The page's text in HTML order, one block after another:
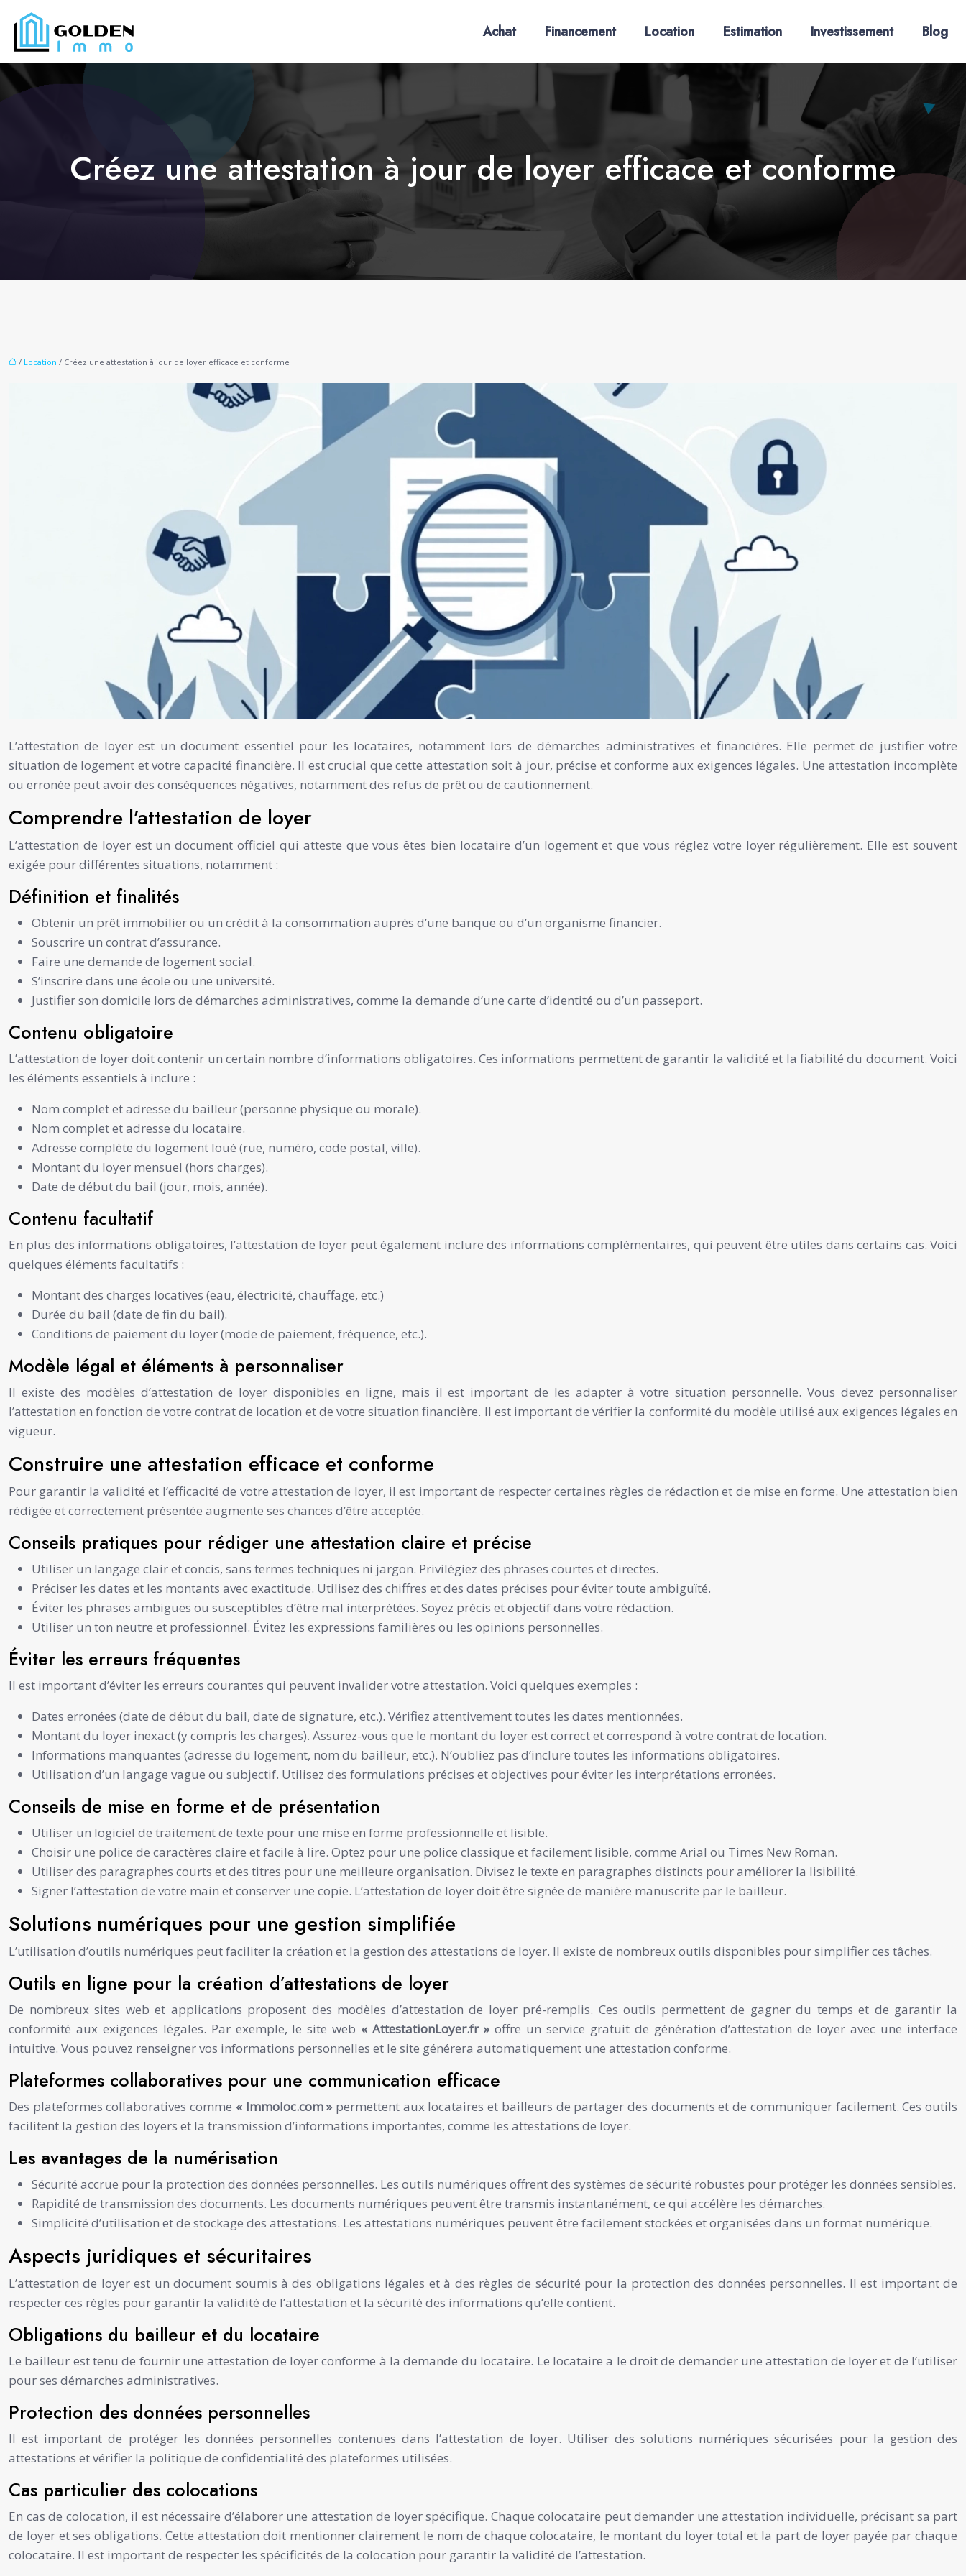
Achat Financement Location Estimation Investissement Blog
Créez une attestation à jour de loyer efficace et conforme
/ Location / Créez une attestation à jour de loyer efficace et conforme
L’attestation de loyer est un document essentiel pour les locataires, notamment lors de démarches administratives et financières. Elle permet de justifier votre
situation de logement et votre capacité financière. Il est crucial que cette attestation soit à jour, précise et conforme aux exigences légales. Une attestation incomplète
ou erronée peut avoir des conséquences négatives, notamment des refus de prêt ou de cautionnement.
Comprendre l’attestation de loyer
L’attestation de loyer est un document officiel qui atteste que vous êtes bien locataire d’un logement et que vous réglez votre loyer régulièrement. Elle est souvent
exigée pour différentes situations, notamment :
Définition et finalités
Obtenir un prêt immobilier ou un crédit à la consommation auprès d’une banque ou d’un organisme financier.
Souscrire un contrat d’assurance.
Faire une demande de logement social.
S’inscrire dans une école ou une université.
Justifier son domicile lors de démarches administratives, comme la demande d’une carte d’identité ou d’un passeport.
Contenu obligatoire
L’attestation de loyer doit contenir un certain nombre d’informations obligatoires. Ces informations permettent de garantir la validité et la fiabilité du document. Voici
les éléments essentiels à inclure :
Nom complet et adresse du bailleur (personne physique ou morale).
Nom complet et adresse du locataire.
Adresse complète du logement loué (rue, numéro, code postal, ville).
Montant du loyer mensuel (hors charges).
Date de début du bail (jour, mois, année).
Contenu facultatif
En plus des informations obligatoires, l’attestation de loyer peut également inclure des informations complémentaires, qui peuvent être utiles dans certains cas. Voici
quelques éléments facultatifs :
Montant des charges locatives (eau, électricité, chauffage, etc.)
Durée du bail (date de fin du bail).
Conditions de paiement du loyer (mode de paiement, fréquence, etc.).
Modèle légal et éléments à personnaliser
Il existe des modèles d’attestation de loyer disponibles en ligne, mais il est important de les adapter à votre situation personnelle. Vous devez personnaliser
l’attestation en fonction de votre contrat de location et de votre situation financière. Il est important de vérifier la conformité du modèle utilisé aux exigences légales en
vigueur.
Construire une attestation efficace et conforme
Pour garantir la validité et l’efficacité de votre attestation de loyer, il est important de respecter certaines règles de rédaction et de mise en forme. Une attestation bien
rédigée et correctement présentée augmente ses chances d’être acceptée.
Conseils pratiques pour rédiger une attestation claire et précise
Utiliser un langage clair et concis, sans termes techniques ni jargon. Privilégiez des phrases courtes et directes.
Préciser les dates et les montants avec exactitude. Utilisez des chiffres et des dates précises pour éviter toute ambiguïté.
Éviter les phrases ambiguës ou susceptibles d’être mal interprétées. Soyez précis et objectif dans votre rédaction.
Utiliser un ton neutre et professionnel. Évitez les expressions familières ou les opinions personnelles.
Éviter les erreurs fréquentes
Il est important d’éviter les erreurs courantes qui peuvent invalider votre attestation. Voici quelques exemples :
Dates erronées (date de début du bail, date de signature, etc.). Vérifiez attentivement toutes les dates mentionnées.
Montant du loyer inexact (y compris les charges). Assurez-vous que le montant du loyer est correct et correspond à votre contrat de location.
Informations manquantes (adresse du logement, nom du bailleur, etc.). N’oubliez pas d’inclure toutes les informations obligatoires.
Utilisation d’un langage vague ou subjectif. Utilisez des formulations précises et objectives pour éviter les interprétations erronées.
Conseils de mise en forme et de présentation
Utiliser un logiciel de traitement de texte pour une mise en forme professionnelle et lisible.
Choisir une police de caractères claire et facile à lire. Optez pour une police classique et facilement lisible, comme Arial ou Times New Roman.
Utiliser des paragraphes courts et des titres pour une meilleure organisation. Divisez le texte en paragraphes distincts pour améliorer la lisibilité.
Signer l’attestation de votre main et conserver une copie. L’attestation de loyer doit être signée de manière manuscrite par le bailleur.
Solutions numériques pour une gestion simplifiée
L’utilisation d’outils numériques peut faciliter la création et la gestion des attestations de loyer. Il existe de nombreux outils disponibles pour simplifier ces tâches.
Outils en ligne pour la création d’attestations de loyer
De nombreux sites web et applications proposent des modèles d’attestation de loyer pré-remplis. Ces outils permettent de gagner du temps et de garantir la
conformité aux exigences légales. Par exemple, le site web « AttestationLoyer.fr » offre un service gratuit de génération d’attestation de loyer avec une interface
intuitive. Vous pouvez renseigner vos informations personnelles et le site générera automatiquement une attestation conforme.
Plateformes collaboratives pour une communication efficace
Des plateformes collaboratives comme « Immoloc.com » permettent aux locataires et bailleurs de partager des documents et de communiquer facilement. Ces outils
facilitent la gestion des loyers et la transmission d’informations importantes, comme les attestations de loyer.
Les avantages de la numérisation
Sécurité accrue pour la protection des données personnelles. Les outils numériques offrent des systèmes de sécurité robustes pour protéger les données sensibles.
Rapidité de transmission des documents. Les documents numériques peuvent être transmis instantanément, ce qui accélère les démarches.
Simplicité d’utilisation et de stockage des attestations. Les attestations numériques peuvent être facilement stockées et organisées dans un format numérique.
Aspects juridiques et sécuritaires
L’attestation de loyer est un document soumis à des obligations légales et à des règles de sécurité pour la protection des données personnelles. Il est important de
respecter ces règles pour garantir la validité de l’attestation et la sécurité des informations qu’elle contient.
Obligations du bailleur et du locataire
Le bailleur est tenu de fournir une attestation de loyer conforme à la demande du locataire. Le locataire a le droit de demander une attestation de loyer et de l’utiliser
pour ses démarches administratives.
Protection des données personnelles
Il est important de protéger les données personnelles contenues dans l’attestation de loyer. Utiliser des solutions numériques sécurisées pour la gestion des
attestations et vérifier la politique de confidentialité des plateformes utilisées.
Cas particulier des colocations
En cas de colocation, il est nécessaire d’élaborer une attestation de loyer spécifique. Chaque colocataire peut demander une attestation individuelle, précisant sa part
de loyer et ses obligations. Cette attestation doit mentionner clairement le nom de chaque colocataire, le montant du loyer total et la part de loyer payée par chaque
colocataire. Il est important de respecter les spécificités de la colocation pour garantir la validité de l’attestation.